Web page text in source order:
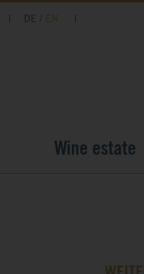
DE EN
Wine estate